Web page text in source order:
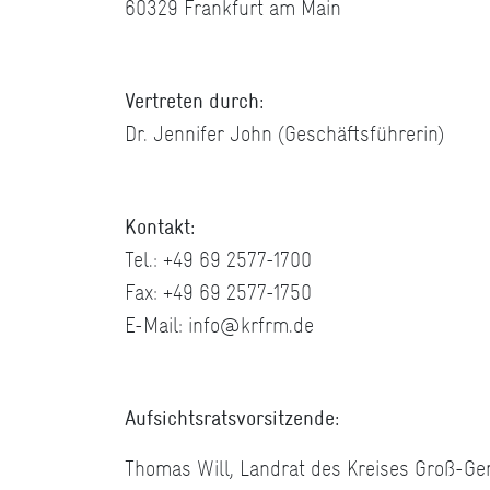
60329 Frankfurt am Main
Vertreten durch:
Dr. Jennifer John (Geschäftsführerin)
Kontakt:
Tel.: +49 69 2577-1700
Fax: +49 69 2577-1750
E-Mail: info@krfrm.de
Aufsichtsratsvorsitzende:
Thomas Will, Landrat des Kreises Groß-